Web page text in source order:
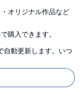
オリジナル作品など
購入できます。
自動更新します。いつ